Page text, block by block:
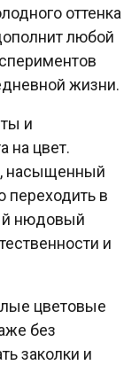
оттенка
любой
жизни.
и
на цвет.
насыщенный
переходить в
нюдовый
и
цветовые
без
заколки и